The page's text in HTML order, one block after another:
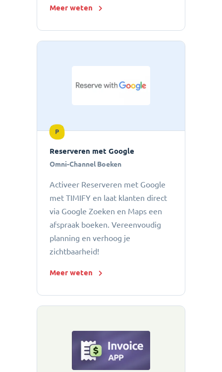
Meer weten
P
Reserveren met Google
Omni-Channel Boeken
Activeer Reserveren met Google
met TIMIFY en laat klanten direct
via Google Zoeken en Maps een
afspraak boeken. Vereenvoudig
planning en verhoog je
zichtbaarheid!
Meer weten